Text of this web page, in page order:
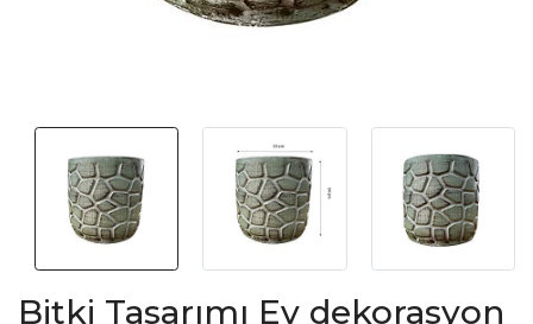
Bitki Tasarımı Ev dekorasyon